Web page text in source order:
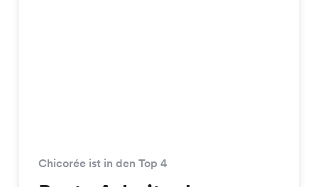
Chicorée ist in den Top 4